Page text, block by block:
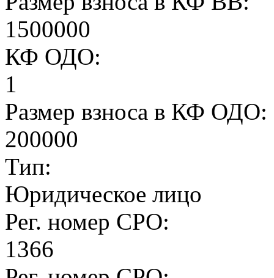
1500000
КФ ОДО:
1
Размер взноса в КФ ОДО:
200000
Тип:
Юридическое лицо
Рег. номер СРО:
1366